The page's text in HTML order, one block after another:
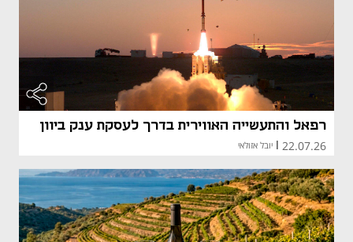
רפאל והתעשייה האווירית בדרך לעסקת ענק ביוון
22.07.26 יובל אזולאי